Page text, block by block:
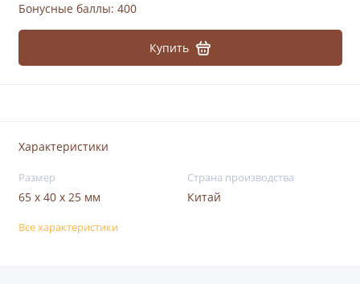
Бонусные баллы: 400
Купить
Характеристики
Размер
65 х 40 х 25 мм
Страна производства
Китай
Все характеристики